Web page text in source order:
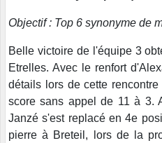
Objectif : Top 6 synonyme de
Belle victoire de l'équipe 3
Etrelles. Avec le renfort
détails lors de cette
score sans appel de 11 à 3.
Janzé s'est replacé en 4e
pierre à Breteil, lors de la